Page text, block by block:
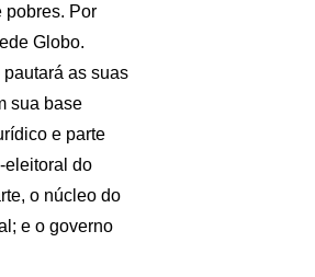
pobres. Por
Globo.
as suas
sua base
e parte
eleitoral do
o núcleo do
e o governo